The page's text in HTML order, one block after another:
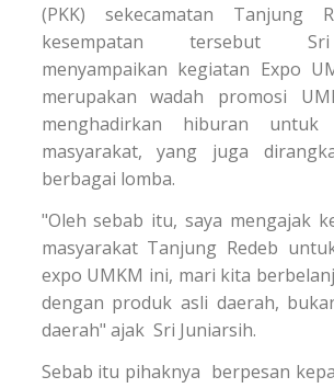
(PKK) sekecamatan Tanjung
kesempatan tersebut
menyampaikan kegiatan Expo
merupakan wadah promosi
menghadirkan hiburan untuk
masyarakat, yang juga
berbagai lomba.
"Oleh sebab itu, saya mengajak
masyarakat Tanjung Redeb
expo UMKM ini, mari kita
dengan produk asli daerah,
daerah" ajak Sri Juniarsih.
Sebab itu pihaknya berpesan